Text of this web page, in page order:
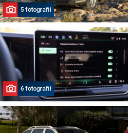
5 fotografií
6 fotografií